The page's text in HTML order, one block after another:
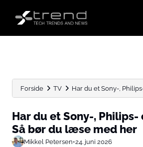
Forside TV Har du et Sony-,
Har du et Sony-, Philips-
Så bør du læse med her
Mikkel Petersen•24. juni 2026